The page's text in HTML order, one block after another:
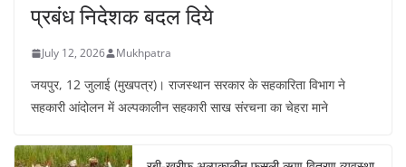
प्रबंध निदेशक बदल दिये
July 12, 2026 Mukhpatra
जयपुर, 12 जुलाई (मुखपत्र)। राजस्थान सरकार के सहकारिता विभाग ने
सहकारी आंदोलन में अल्पकालीन सहकारी साख संरचना का चेहरा माने